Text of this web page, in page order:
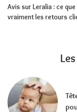
Avis sur Leralia : ce
vraiment les retours